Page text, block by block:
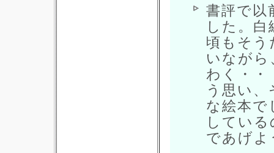
書評で以
した。
頃もそう
いなが
わく・・
う思い
な絵本で
してい
であげよ